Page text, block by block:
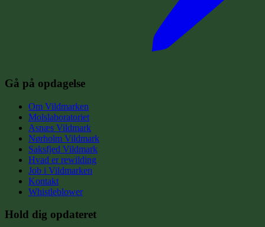
Gå på opdagelse
Om Vildmarken
Molslaboratoriet
Asnæs Vildmark
Nørholm Vildmark
Saksfjed Vildmark
Hvad er rewilding
Job i Vildmarken
Kontakt
Whistleblower
Hold dig opdateret